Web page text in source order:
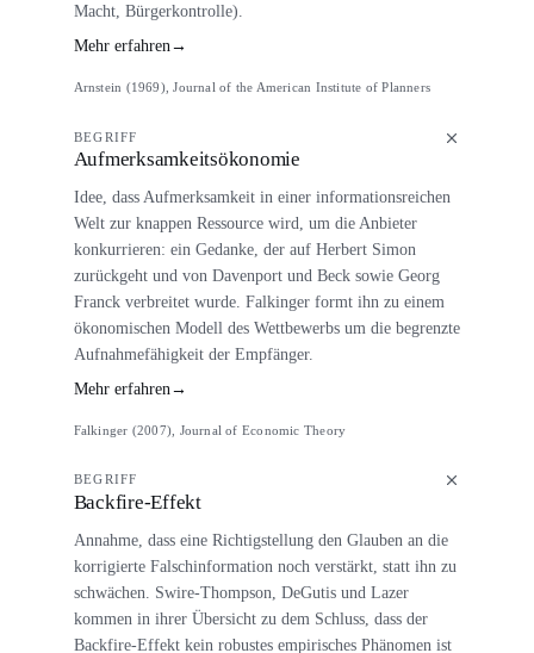
Macht, Bürgerkontrolle).
Mehr erfahren →
Arnstein (1969), Journal of the American Institute of Planners
BEGRIFF
Aufmerksamkeitsökonomie
Idee, dass Aufmerksamkeit in einer informationsreichen
Welt zur knappen Ressource wird, um die Anbieter
konkurrieren: ein Gedanke, der auf Herbert Simon
zurückgeht und von Davenport und Beck sowie Georg
Franck verbreitet wurde. Falkinger formt ihn zu einem
ökonomischen Modell des Wettbewerbs um die begrenzte
Aufnahmefähigkeit der Empfänger.
Mehr erfahren →
Falkinger (2007), Journal of Economic Theory
BEGRIFF
Backfire-Effekt
Annahme, dass eine Richtigstellung den Glauben an die
korrigierte Falschinformation noch verstärkt, statt ihn zu
schwächen. Swire-Thompson, DeGutis und Lazer
kommen in ihrer Übersicht zu dem Schluss, dass der
Backfire-Effekt kein robustes empirisches Phänomen ist